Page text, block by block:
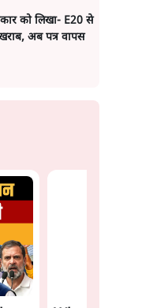
को लिखा- E20 से
अब पत्र वापस